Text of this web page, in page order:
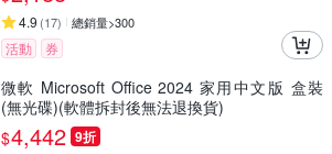
4.9 (17) 總銷量>300
活動 券
微軟 Microsoft Office 2024 家用中文版 盒裝
(無光碟)(軟體拆封後無法退換貨)
$4,442 9折